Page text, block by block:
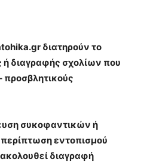
διατηρούν το
ή διαγραφής σχολίων που
προσβλητικούς
συκοφαντικών ή
εντοπισμού
διαγραφή